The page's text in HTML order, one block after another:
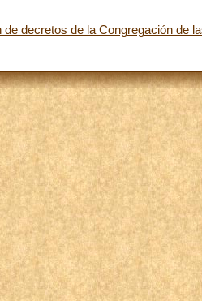
de decretos de la Congregación de